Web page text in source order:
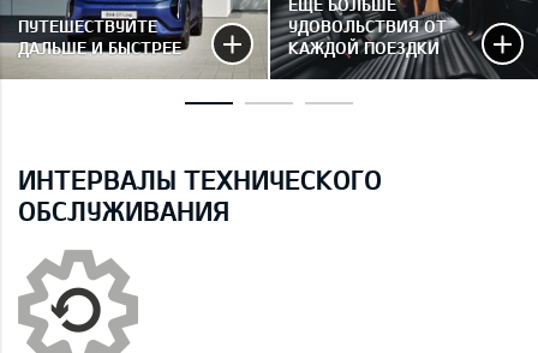
ПУТЕШЕСТВУЙТЕ
ДАЛЬШЕ И БЫСТРЕЕ
ЕЩЁ БОЛЬШЕ
УДОВОЛЬСТВИЯ ОТ
КАЖДОЙ ПОЕЗДКИ
ИНТЕРВАЛЫ ТЕХНИЧЕСКОГО
ОБСЛУЖИВАНИЯ